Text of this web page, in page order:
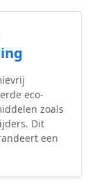
eco-
zoals
Dit
een